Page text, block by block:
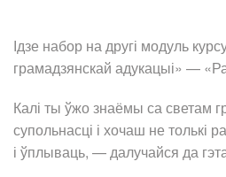
Ідзе набор на другі модуль
грамадзянскай адукацыі» —
Калі ты ўжо знаёмы са светам
супольнасці і хочаш не толькі
і ўплываць, — далучайся да